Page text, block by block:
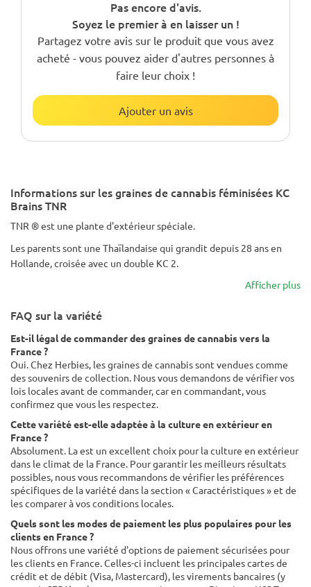
Pas encore d'avis.
Soyez le premier à en laisser un !
Partagez votre avis sur le produit que vous avez
acheté - vous pouvez aider d'autres personnes à
faire leur choix !
Ajouter un avis
Informations sur les graines de cannabis féminisées KC
Brains TNR
TNR ® est une plante d'extérieur spéciale.
Les parents sont une Thaïlandaise qui grandit depuis 28 ans en
Hollande, croisée avec un double KC 2.
Afficher plus
FAQ sur la variété
Est-il légal de commander des graines de cannabis vers la
France ?
Oui. Chez Herbies, les graines de cannabis sont vendues comme
des souvenirs de collection. Nous vous demandons de vérifier vos
lois locales avant de commander, car en commandant, vous
confirmez que vous les respectez.
Cette variété est-elle adaptée à la culture en extérieur en
France ?
Absolument. La est un excellent choix pour la culture en extérieur
dans le climat de la France. Pour garantir les meilleurs résultats
possibles, nous vous recommandons de vérifier les préférences
spécifiques de la variété dans la section « Caractéristiques » et de
les comparer à vos conditions locales.
Quels sont les modes de paiement les plus populaires pour les
clients en France ?
Nous offrons une variété d'options de paiement sécurisées pour
les clients en France. Celles-ci incluent les principales cartes de
crédit et de débit (Visa, Mastercard), les virements bancaires (y